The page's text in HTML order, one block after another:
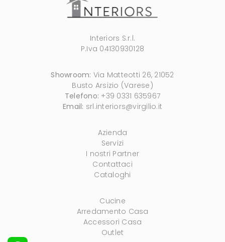
Interiors S.r.l.
P.Iva 04130930128
Showroom: Via Matteotti 26, 21052
Busto Arsizio (Varese)
Telefono: +39 0331 635967
Email: srl.interiors@virgilio.it
Azienda
Servizi
I nostri Partner
Contattaci
Cataloghi
Cucine
Arredamento Casa
Accessori Casa
Outlet